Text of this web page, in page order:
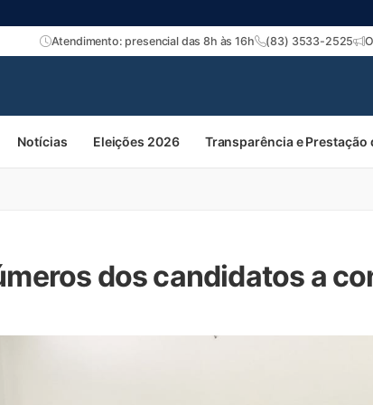
Atendimento: presencial das 8h às 16h (83) 3533-2525
Notícias Eleições 2026 Transparência e Prestação
dos candidatos a